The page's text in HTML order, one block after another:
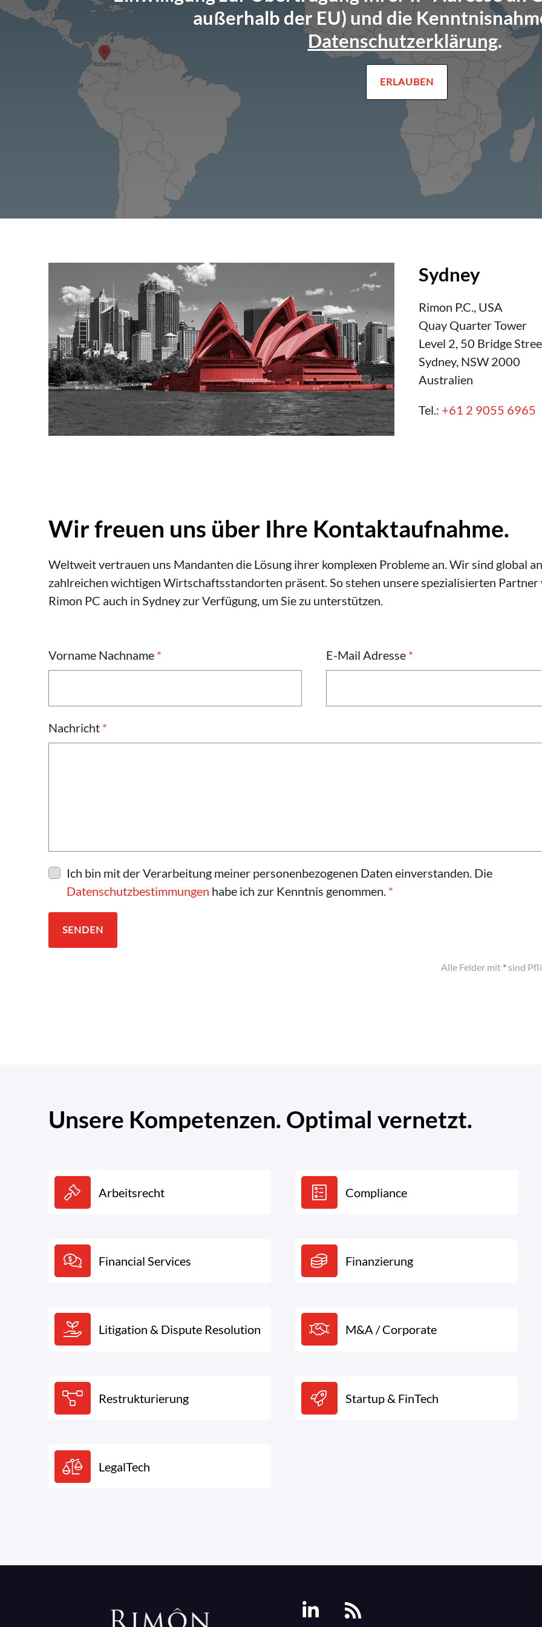
außerhalb der EU) und die
Datenschutzerklärung.
ERLAUBEN
Sydney
Rimon P.C., USA
Quay Quarter Tower
Level 2, 50 Bridge
Sydney, NSW 2000
Australien
Tel.: +61 2 9055 6965
Wir freuen uns über Ihre Kontaktaufnahme.
Weltweit vertrauen uns Mandanten die Lösung ihrer komplexen Probleme an. Wir sind global an
zahlreichen wichtigen Wirtschaftsstandorten präsent. So stehen unsere spezialisierten Partner
Rimon PC auch in Sydney zur Verfügung, um Sie zu unterstützen.
Vorname Nachname * E-Mail Adresse *
Nachricht *
Ich bin mit der Verarbeitung meiner personenbezogenen Daten einverstanden. Die
Datenschutzbestimmungen habe ich zur Kenntnis genommen. *
SENDEN
Alle Felder mit * sind
Unsere Kompetenzen. Optimal vernetzt.
Arbeitsrecht Compliance
Financial Services Finanzierung
Litigation & Dispute Resolution M&A / Corporate
Restrukturierung Startup & FinTech
LegalTech